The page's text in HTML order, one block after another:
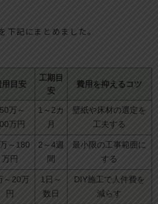
下記にまとめました。
用目安
工期目
安
費用を抑えるコツ
万～
万円
1～2カ
月
壁紙や床材の選定を
工夫する
～180
万円
2～4週
間
最小限の工事範囲に
する
～20万
円
1日～
数日
DIY施工で人件費を
減らす